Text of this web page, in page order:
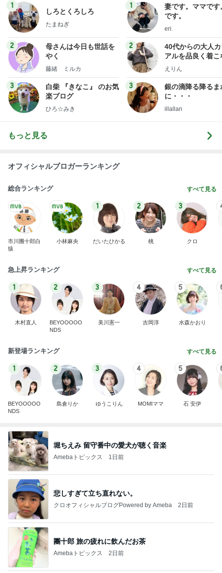
1
しろとくろしろ
たまねぎ
2
母さんは今日も世話を
やく
藤緒 ミルカ
3
白柴 『きなこ』 のお気
楽ブログ
ひろ☆みき
1
妻です。ママです
です。
eri.
2
40代からの大人
アルを品良く着こ
ファッションブロ
えりん
3
銀の滴降る降るま
に・・・
illallan
もっと見る
オフィシャルブロガーランキング
総合ランキング すべて見る
市川團十郎白
猿
小林麻央
1
だいたひかる
2
桃
3
クロ
急上昇ランキング すべて見る
1
木村直人
2
BEYOOOOO
NDS
3
美川憲一
4
吉岡淳
5
水森かおり
新登場ランキング すべて見る
1
BEYOOOOO
NDS
2
島倉りか
3
ゆうこりん
4
MOMIママ
5
石 安伊
堀ちえみ 留守番中の愛犬が聴く音楽
Amebaトピックス 1日前
悲しすぎて立ち直れない。
クロオフィシャルブログPowered by Ameba 2日前
團十郎 旅の疲れに飲んだお茶
Amebaトピックス 2日前